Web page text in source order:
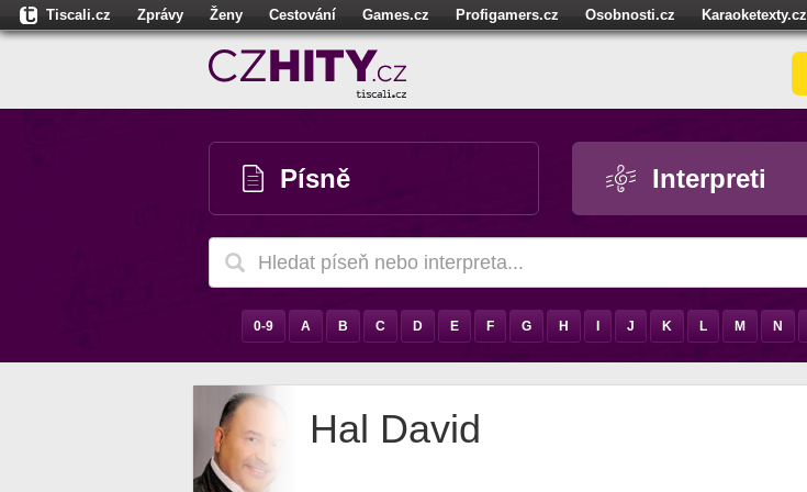
Tiscali.cz Zprávy Ženy Cestování Games.cz Profigamers.cz Osobnosti.cz Karaoketexty.cz
Sport Dokina.cz CZhity.cz
Písně Interpreti
0-9 A B C D E F G H J K L M N
Hal David